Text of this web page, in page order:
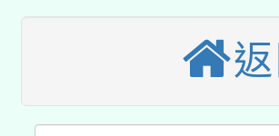
暨閱讀推動專
科技賦能─人
A3數位素養
「數位內容與